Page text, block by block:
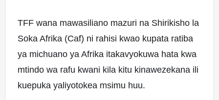
TFF wana mawasiliano mazuri na Shirikisho la
Soka Afrika (Caf) ni rahisi kwao kupata ratiba
ya michuano ya Afrika itakavyokuwa hata kwa
mtindo wa rafu kwani kila kitu kinawezekana ili
kuepuka yaliyotokea msimu huu.